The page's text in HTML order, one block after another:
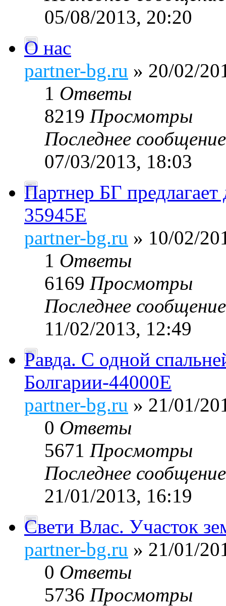
05/08/2013, 20:20
О нас
partner-bg.ru » 20/02/
1 Ответы
8219 Просмотры
Последнее
07/03/2013, 18:03
Партнер БГ
35945Е
partner-bg.ru » 10/02/
1 Ответы
6169 Просмотры
Последнее
11/02/2013, 12:49
Равда. С одной
Болгарии-44000E
partner-bg.ru » 21/01/
0 Ответы
5671 Просмотры
Последнее
21/01/2013, 16:19
Свети Влас. Участок
partner-bg.ru » 21/01/
0 Ответы
5736 Просмотры